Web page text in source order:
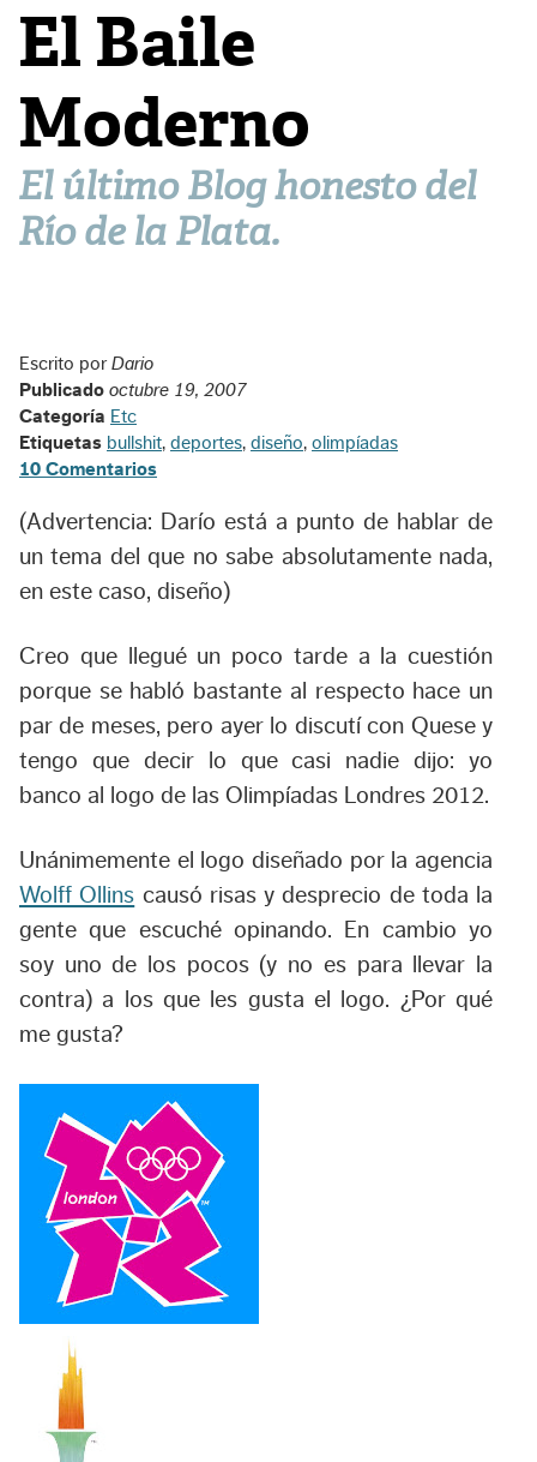
El Baile
Moderno
El último Blog honesto del
Río de la Plata.
Escrito porDario
Publicado octubre 19, 2007
Categoría Etc
Etiquetas bullshit, deportes, diseño, olimpíadas
10 Comentarios
(Advertencia: Darío está a punto de hablar de
un tema del que no sabe absolutamente nada,
en este caso, diseño)
Creo que llegué un poco tarde a la cuestión
porque se habló bastante al respecto hace un
par de meses, pero ayer lo discutí con Quese y
tengo que decir lo que casi nadie dijo: yo
banco al logo de las Olimpíadas Londres 2012.
Unánimemente el logo diseñado por la agencia
Wolff Ollins causó risas y desprecio de toda la
gente que escuché opinando. En cambio yo
soy uno de los pocos (y no es para llevar la
contra) a los que les gusta el logo. ¿Por qué
me gusta?